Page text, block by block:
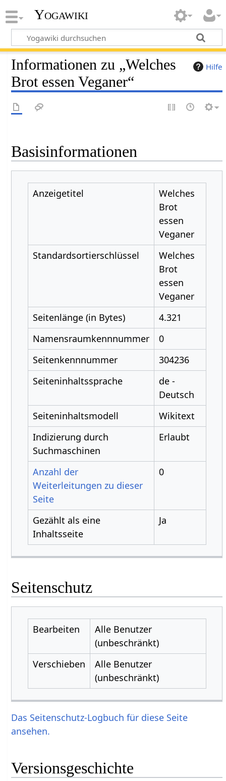
Yogawiki
Hilfe
Informationen zu „Welches
Brot essen Veganer“
Basisinformationen
Anzeigetitel
Welches
Brot
essen
Veganer
Standardsortierschlüssel
Welches
Brot
essen
Veganer
Seitenlänge (in Bytes)
4.321
Namensraumkennnummer
0
Seitenkennnummer
304236
Seiteninhaltssprache
de -
Deutsch
Seiteninhaltsmodell
Wikitext
Indizierung durch
Suchmaschinen
Erlaubt
Anzahl der
Weiterleitungen zu dieser
Seite
0
Gezählt als eine
Inhaltsseite
Ja
Seitenschutz
Bearbeiten
Alle Benutzer
(unbeschränkt)
Verschieben
Alle Benutzer
(unbeschränkt)
Das Seitenschutz-Logbuch für diese Seite
ansehen.
Versionsgeschichte